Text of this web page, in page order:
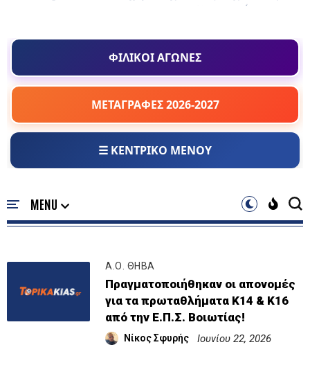
ΦΙΛΙΚΟΙ ΑΓΩΝΕΣ
ΜΕΤΑΓΡΑΦΕΣ 2026-2027
☰ ΚΕΝΤΡΙΚΟ ΜΕΝΟΥ
Α.Ο. ΘΗΒΑ
Πραγματοποιήθηκαν οι απονομές
για τα πρωταθλήματα Κ14 & Κ16
από την Ε.Π.Σ. Βοιωτίας!
Νίκος Σφυρής Ιουνίου 22, 2026